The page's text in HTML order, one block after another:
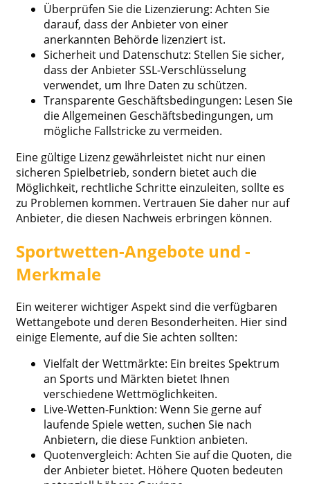
Überprüfen Sie die Lizenzierung: Achten Sie
darauf, dass der Anbieter von einer
anerkannten Behörde lizenziert ist.
Sicherheit und Datenschutz: Stellen Sie sicher,
dass der Anbieter SSL-Verschlüsselung
verwendet, um Ihre Daten zu schützen.
Transparente Geschäftsbedingungen: Lesen Sie
die Allgemeinen Geschäftsbedingungen, um
mögliche Fallstricke zu vermeiden.
Eine gültige Lizenz gewährleistet nicht nur einen
sicheren Spielbetrieb, sondern bietet auch die
Möglichkeit, rechtliche Schritte einzuleiten, sollte es
zu Problemen kommen. Vertrauen Sie daher nur auf
Anbieter, die diesen Nachweis erbringen können.
Sportwetten-Angebote und -
Merkmale
Ein weiterer wichtiger Aspekt sind die verfügbaren
Wettangebote und deren Besonderheiten. Hier sind
einige Elemente, auf die Sie achten sollten:
Vielfalt der Wettmärkte: Ein breites Spektrum
an Sports und Märkten bietet Ihnen
verschiedene Wettmöglichkeiten.
Live-Wetten-Funktion: Wenn Sie gerne auf
laufende Spiele wetten, suchen Sie nach
Anbietern, die diese Funktion anbieten.
Quotenvergleich: Achten Sie auf die Quoten, die
der Anbieter bietet. Höhere Quoten bedeuten